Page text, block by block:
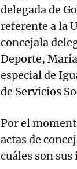
delegada de
referente a la
concejala
Deporte,
especial de
de Servicios
Por el
actas de
cuáles son